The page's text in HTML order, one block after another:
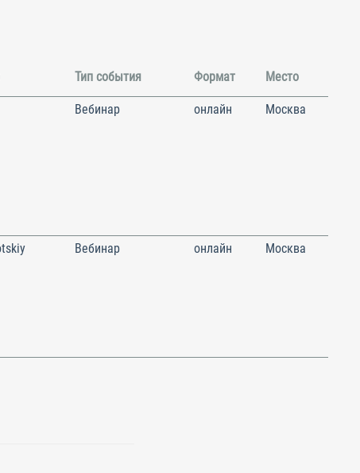
Тип события Формат Место
Вебинар онлайн Москва
Вебинар онлайн Москва